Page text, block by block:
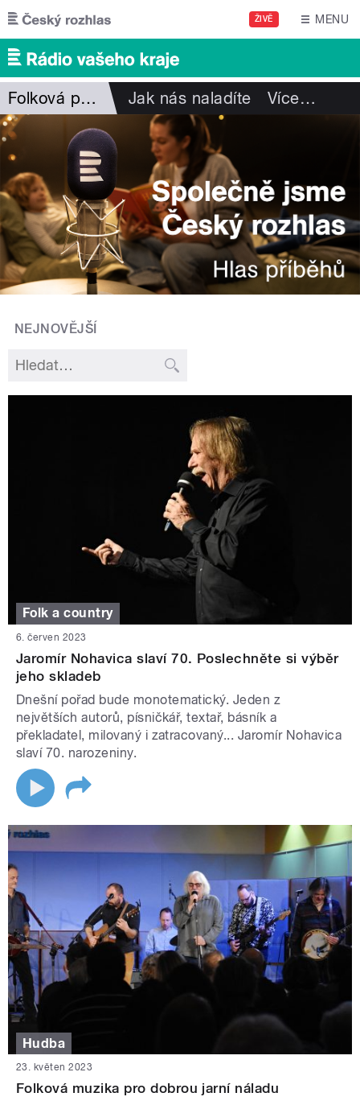
Přejít k hlavnímu obsahu
ŽIVĚ MENU
Folková pohlazení Jak nás naladíte Více…
NEJNOVĚJŠÍ
Folk a country
6. červen 2023
Jaromír Nohavica slaví 70. Poslechněte si výběr
jeho skladeb
Dnešní pořad bude monotematický. Jeden z
největších autorů, písničkář, textař, básník a
překladatel, milovaný i zatracovaný... Jaromír Nohavica
slaví 70. narozeniny.
Hudba
23. květen 2023
Folková muzika pro dobrou jarní náladu